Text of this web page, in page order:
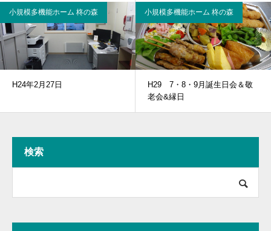
小規模多機能ホーム 柊の森
H24年2月27日
小規模多機能ホーム 柊の森
H29 7・8・9月誕生日会＆敬
老会&縁日
検索